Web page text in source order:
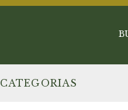
CATEGORIAS